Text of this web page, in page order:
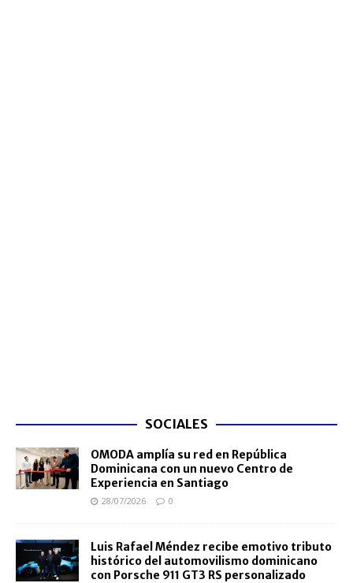
SOCIALES
OMODA amplía su red en República
Dominicana con un nuevo Centro de
Experiencia en Santiago
28/07/2026 0
Luis Rafael Méndez recibe emotivo tributo
histórico del automovilismo dominicano
con Porsche 911 GT3 RS personalizado